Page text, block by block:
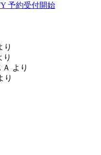
予約受付開始
り
り
より
り